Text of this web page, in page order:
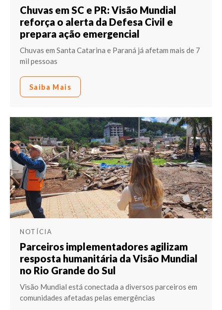
Chuvas em SC e PR: Visão Mundial
reforça o alerta da Defesa Civil e
prepara ação emergencial
Chuvas em Santa Catarina e Paraná já afetam mais de 7
mil pessoas
Saiba Mais
NOTÍCIA
Parceiros implementadores agilizam
resposta humanitária da Visão Mundial
no Rio Grande do Sul
Visão Mundial está conectada a diversos parceiros em
comunidades afetadas pelas emergências